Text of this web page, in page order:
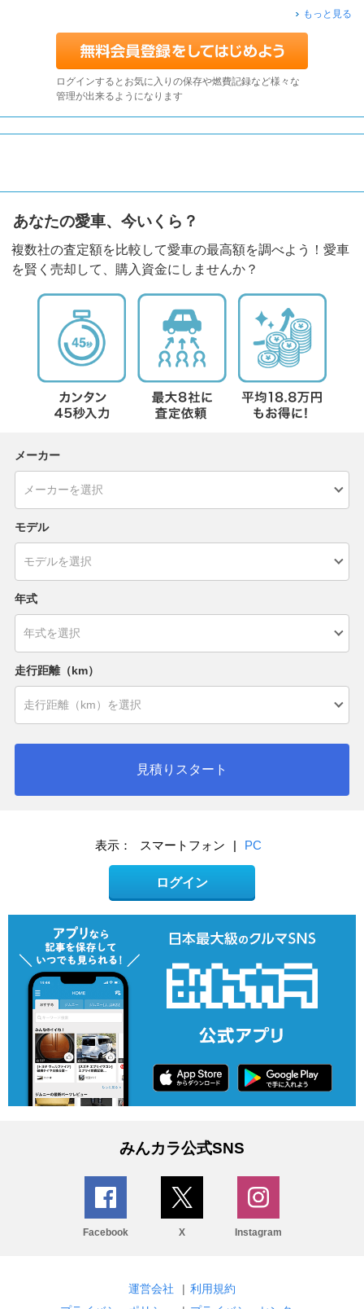
もっと見る
ログインするとお気に入りの保存や燃費記録など様々な
管理が出来るようになります
あなたの愛車、今いくら？
複数社の査定額を比較して愛車の最高額を調べよう！愛車
を賢く売却して、購入資金にしませんか？
メーカー
モデル
年式
走行距離（km）
見積りスタート
表示： スマートフォン | PC
ログイン
みんカラ公式SNS
Facebook X Instagram
運営会社 | 利用規約